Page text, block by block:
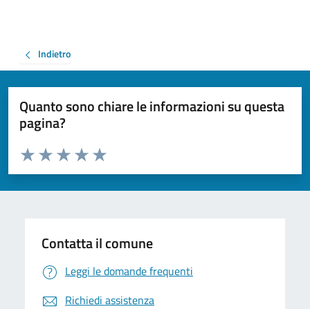
Indietro
Quanto sono chiare le informazioni su questa
pagina?
Valuta da 1 a 5 stelle la pagina
Valuta 5 stelle su 5
Valuta 4 stelle su 5
Valuta 3 stelle su 5
Valuta 2 stelle su 5
Valuta 1 stelle su 5
Contatta il comune
Leggi le domande frequenti
Richiedi assistenza